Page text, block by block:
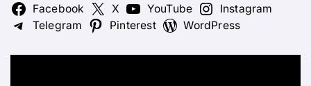
Facebook X YouTube
Instagram
Telegram
Pinterest WordPress